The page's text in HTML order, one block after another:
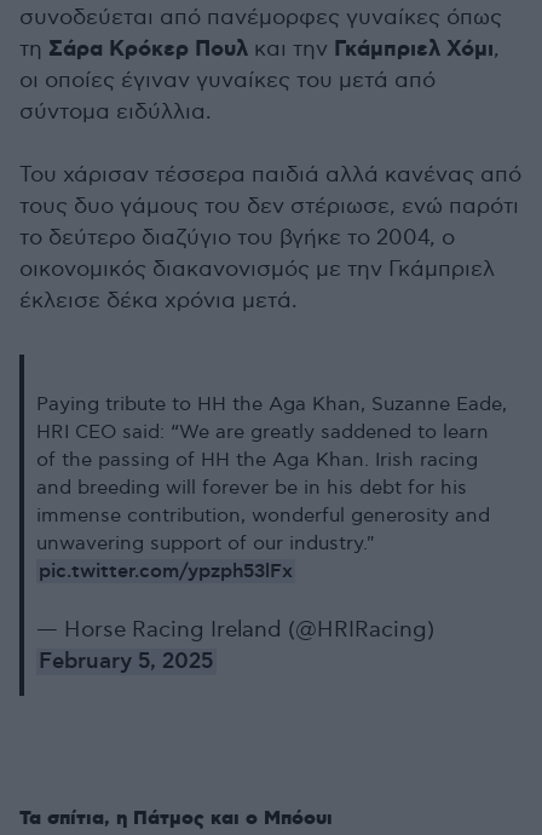
συνοδεύεται από πανέμορφες γυναίκες όπως
τη Σάρα Κρόκερ Πουλ και την Γκάμπριελ Χόμι,
οι οποίες έγιναν γυναίκες του μετά από
σύντομα ειδύλλια.
Του χάρισαν τέσσερα παιδιά αλλά κανένας από
τους δυο γάμους του δεν στέριωσε, ενώ παρότι
το δεύτερο διαζύγιο του βγήκε το 2004, ο
οικονομικός διακανονισμός με την Γκάμπριελ
έκλεισε δέκα χρόνια μετά.
Paying tribute to HH the Aga Khan, Suzanne Eade,
HRI CEO said: “We are greatly saddened to learn
of the passing of HH the Aga Khan. Irish racing
and breeding will forever be in his debt for his
immense contribution, wonderful generosity and
unwavering support of our industry."
pic.twitter.com/ypzph53lFx
— Horse Racing Ireland (@HRIRacing)
February 5, 2025
Τα σπίτια, η Πάτμος και ο Μπόουι